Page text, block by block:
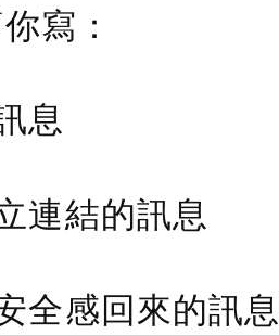
寫：
息
連結的訊息
全感回來的訊